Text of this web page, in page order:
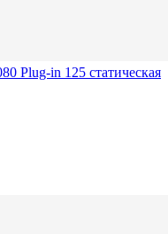
Plug-in 125 статическая